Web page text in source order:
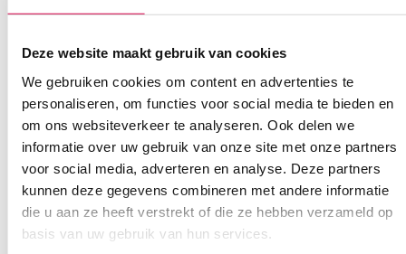
Deze website maakt gebruik van cookies
We gebruiken cookies om content en advertenties te
personaliseren, om functies voor social media te bieden en
om ons websiteverkeer te analyseren. Ook delen we
informatie over uw gebruik van onze site met onze partners
voor social media, adverteren en analyse. Deze partners
kunnen deze gegevens combineren met andere informatie
die u aan ze heeft verstrekt of die ze hebben verzameld op
basis van uw gebruik van hun services.
Bel Anca